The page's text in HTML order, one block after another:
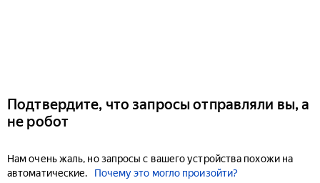
Подтвердите, что запросы отправляли вы, а
не робот
Нам очень жаль, но запросы с вашего устройства похожи на
автоматические.
Почему это могло произойти?